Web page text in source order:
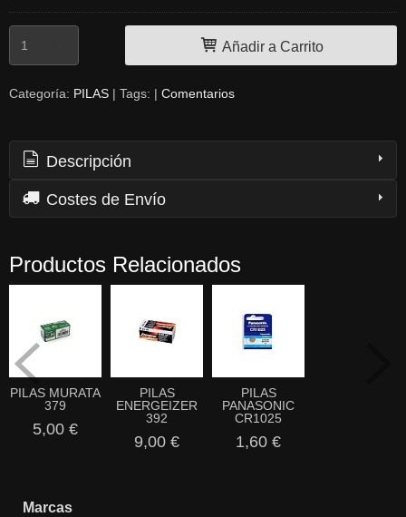
Marcas
Añadir a Carrito
Categoría: PILAS | Tags: | Comentarios
Descripción
Costes de Envío
Productos Relacionados
PILAS MURATA
379
5,00 €
PILAS
ENERGEIZER
392
9,00 €
PILAS
PANASONIC
CR1025
1,60 €